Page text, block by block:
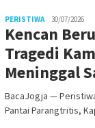
PERISTIWA 30/07/2026
Kencan
Tragedi
Meninggal
BacaJogja —
Pantai Parangtritis,